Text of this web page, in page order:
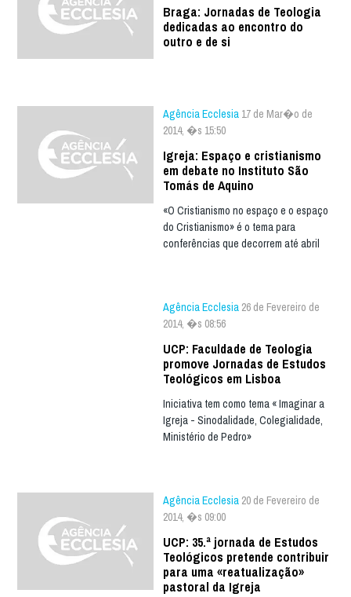
Braga: Jornadas de Teologia
dedicadas ao encontro do
outro e de si
Agência Ecclesia 17 de Mar�o de
2014, �s 15:50
Igreja: Espaço e cristianismo
em debate no Instituto São
Tomás de Aquino
«O Cristianismo no espaço e o espaço
do Cristianismo» é o tema para
conferências que decorrem até abril
Agência Ecclesia 26 de Fevereiro de
2014, �s 08:56
UCP: Faculdade de Teologia
promove Jornadas de Estudos
Teológicos em Lisboa
Iniciativa tem como tema « Imaginar a
Igreja - Sinodalidade, Colegialidade,
Ministério de Pedro»
Agência Ecclesia 20 de Fevereiro de
2014, �s 09:00
UCP: 35.ª jornada de Estudos
Teológicos pretende contribuir
para uma «reatualização»
pastoral da Igreja